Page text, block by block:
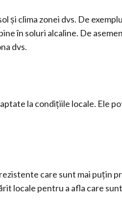
și clima zonei dvs. De
în soluri alcaline. De
dvs.
la condițiile locale. Ele
care sunt mai puțin
locale pentru a afla care